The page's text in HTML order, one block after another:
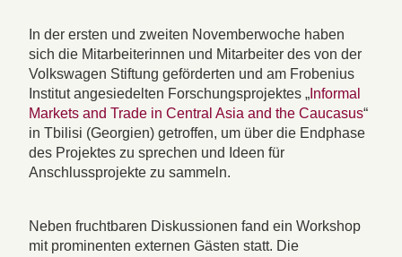
In der ersten und zweiten Novemberwoche haben
sich die Mitarbeiterinnen und Mitarbeiter des von der
Volkswagen Stiftung geförderten und am Frobenius
Institut angesiedelten Forschungsprojektes „ Informal
Markets and Trade in Central Asia and the Caucasus“
in Tbilisi (Georgien) getroffen, um über die Endphase
des Projektes zu sprechen und Ideen für
Anschlussprojekte zu sammeln.
Neben fruchtbaren Diskussionen fand ein Workshop
mit prominenten externen Gästen statt. Die